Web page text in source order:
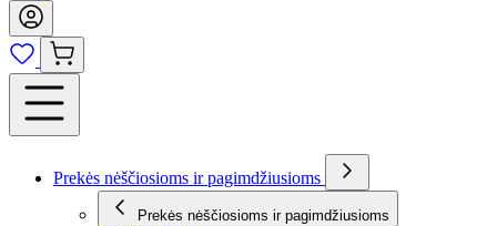
Prekės nėščiosioms ir pagimdžiusioms
Prekės nėščiosioms ir pagimdžiusioms